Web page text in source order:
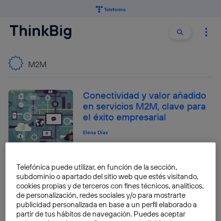
Buscar
M2M
Conectividad y valor añadido
en servicios M2M, clave para
el éxito empresarial
Elena Díaz
Telefónica se sitúa como líder
de servicios M2M
Pablo Requejo Rodriguez
Telefónica puede utilizar, en función de la sección,
subdominio o apartado del sitio web que estés visitando,
cookies propias y de terceros con fines técnicos, analíticos,
de personalización, redes sociales y/o para mostrarte
publicidad personalizada en base a un perfil elaborado a
partir de tus hábitos de navegación. Puedes aceptar